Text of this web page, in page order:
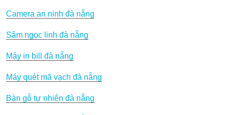
Camera an ninh đà nẵng
Sâm ngọc linh đà nẵng
Máy in bill đà nẵng
Máy quét mã vạch đà nẵng
Bàn gỗ tự nhiên đà nẵng